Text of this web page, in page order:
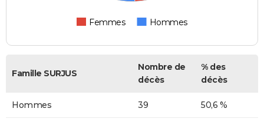
Femmes Hommes
Famille SURJUS
Nombre de
décès
% des
décès
Hommes 39 50,6 %